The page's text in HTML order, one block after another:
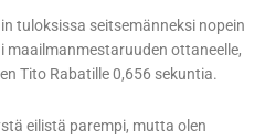
tuloksissa seitsemänneksi nopein
ottaneelle,
Tito Rabatille 0,656 sekuntia.
eilistä parempi, mutta olen